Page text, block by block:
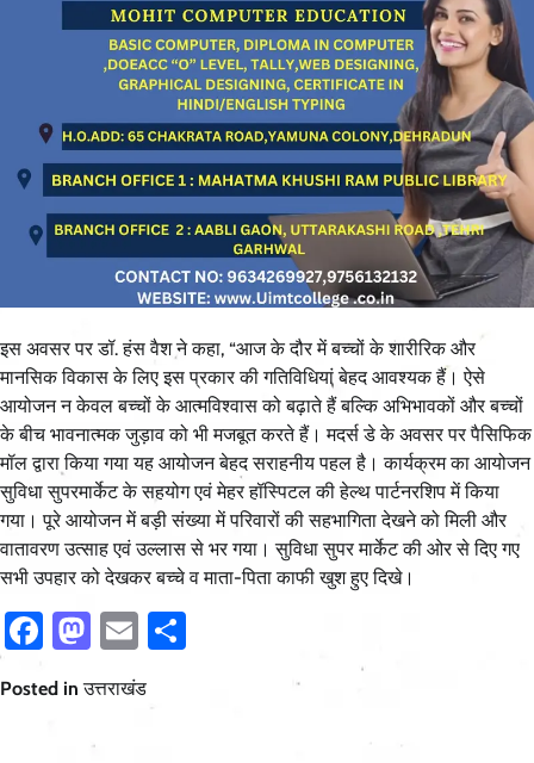
इस अवसर पर डॉ. हंस वैश ने कहा, “आज के दौर में बच्चों के शारीरिक और
मानसिक विकास के लिए इस प्रकार की गतिविधियां बेहद आवश्यक हैं। ऐसे
आयोजन न केवल बच्चों के आत्मविश्वास को बढ़ाते हैं बल्कि अभिभावकों और बच्चों
के बीच भावनात्मक जुड़ाव को भी मजबूत करते हैं। मदर्स डे के अवसर पर पैसिफिक
मॉल द्वारा किया गया यह आयोजन बेहद सराहनीय पहल है। कार्यक्रम का आयोजन
सुविधा सुपरमार्केट के सहयोग एवं मेहर हॉस्पिटल की हेल्थ पार्टनरशिप में किया
गया। पूरे आयोजन में बड़ी संख्या में परिवारों की सहभागिता देखने को मिली और
वातावरण उत्साह एवं उल्लास से भर गया। सुविधा सुपर मार्केट की ओर से दिए गए
सभी उपहार को देखकर बच्चे व माता-पिता काफी खुश हुए दिखे।
Facebook
Mastodon
Email
Posted inउत्तराखंड